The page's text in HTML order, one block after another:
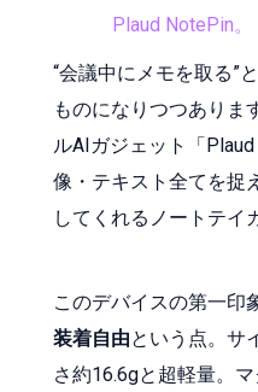
Plaud NotePin
“会議中にメモを取る”
ものになりつつありま
ルAIガジェット「
像・テキスト全てを捉
してくれるノートテイ
このデバイスの第一印
装着自由という点。サ
さ約16.6gと超軽量。